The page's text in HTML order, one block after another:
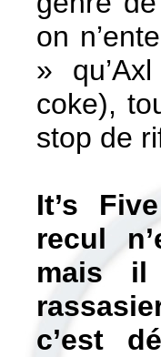
on
»
coke),
stop de
It’s
recul
mais il
c’est